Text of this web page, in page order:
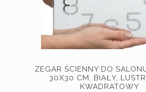
ZEGAR ŚCIENNY DO
30X30 CM, BIAŁY,
KWADRATOWY